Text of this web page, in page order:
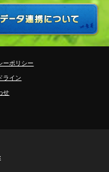
ーポリシー
ライン
せ